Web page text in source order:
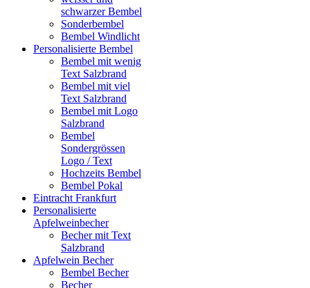
schwarzer Bembel
Sonderbembel
Bembel Windlicht
Personalisierte Bembel
Bembel mit wenig
Text Salzbrand
Bembel mit viel
Text Salzbrand
Bembel mit Logo
Salzbrand
Bembel
Sondergrössen
Logo / Text
Hochzeits Bembel
Bembel Pokal
Eintracht Frankfurt
Personalisierte
Apfelweinbecher
Becher mit Text
Salzbrand
Apfelwein Becher
Bembel Becher
Becher